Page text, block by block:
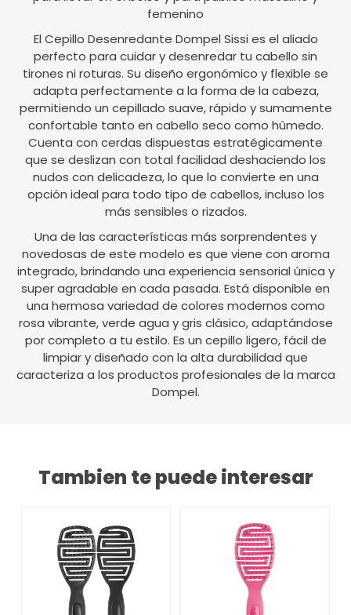
femenino
El Cepillo Desenredante Dompel Sissi es el aliado
perfecto para cuidar y desenredar tu cabello sin
tirones ni roturas. Su diseño ergonómico y flexible se
adapta perfectamente a la forma de la cabeza,
permitiendo un cepillado suave, rápido y sumamente
confortable tanto en cabello seco como húmedo.
Cuenta con cerdas dispuestas estratégicamente
que se deslizan con total facilidad deshaciendo los
nudos con delicadeza, lo que lo convierte en una
opción ideal para todo tipo de cabellos, incluso los
más sensibles o rizados.
Una de las características más sorprendentes y
novedosas de este modelo es que viene con aroma
integrado, brindando una experiencia sensorial única y
super agradable en cada pasada. Está disponible en
una hermosa variedad de colores modernos como
rosa vibrante, verde agua y gris clásico, adaptándose
por completo a tu estilo. Es un cepillo ligero, fácil de
limpiar y diseñado con la alta durabilidad que
caracteriza a los productos profesionales de la marca
Dompel.
Tambien te puede interesar